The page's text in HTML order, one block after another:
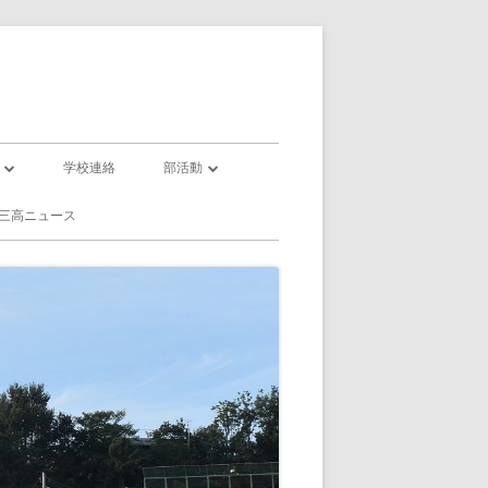
学校連絡 部活動
高ニュース